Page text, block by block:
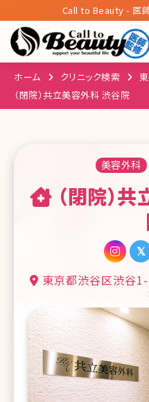
Call to Beauty - 医
ホーム クリニック検索
（閉院）共立美容外科 渋谷院
美容外科
（閉院）
東京都渋谷区渋谷1-